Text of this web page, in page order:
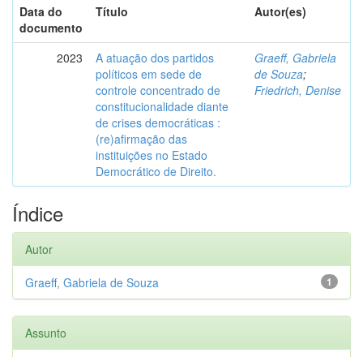
Data do
documento
Título Autor(es)
2023
A atuação dos partidos
políticos em sede de
controle concentrado de
constitucionalidade diante
de crises democráticas :
(re)afirmação das
instituições no Estado
Democrático de Direito.
Graeff, Gabriela
de Souza;
Friedrich, Denise
Índice
Autor
1
Graeff, Gabriela de Souza
Assunto